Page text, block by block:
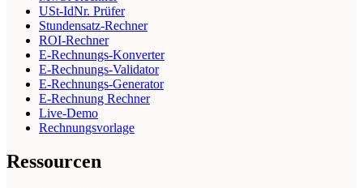
USt-IdNr. Prüfer
Stundensatz-Rechner
ROI-Rechner
E-Rechnungs-Konverter
E-Rechnungs-Validator
E-Rechnungs-Generator
E-Rechnung Rechner
Live-Demo
Rechnungsvorlage
Ressourcen